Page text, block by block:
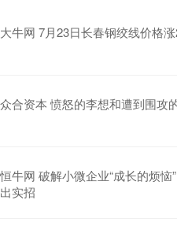
大牛网 7月23日长春钢绞线价格
众合资本 愤怒的李想和遭到围攻
恒牛网 破解小微企业“成长的烦恼
出实招